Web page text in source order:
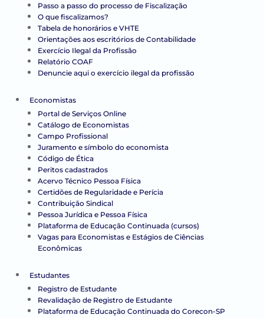
Passo a passo do processo de Fiscalização
O que fiscalizamos?
Tabela de honorários e VHTE
Orientações aos escritórios de Contabilidade
Exercício Ilegal da Profissão
Relatório COAF
Denuncie aqui o exercício ilegal da profissão
Economistas
Portal de Serviços Online
Catálogo de Economistas
Campo Profissional
Juramento e símbolo do economista
Código de Ética
Peritos cadastrados
Acervo Técnico Pessoa Física
Certidões de Regularidade e Perícia
Contribuição Sindical
Pessoa Jurídica e Pessoa Física
Plataforma de Educação Continuada (cursos)
Vagas para Economistas e Estágios de Ciências
Econômicas
Estudantes
Registro de Estudante
Revalidação de Registro de Estudante
Plataforma de Educação Continuada do Corecon-SP